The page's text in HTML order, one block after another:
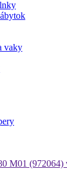
vaky
M01 (972064)